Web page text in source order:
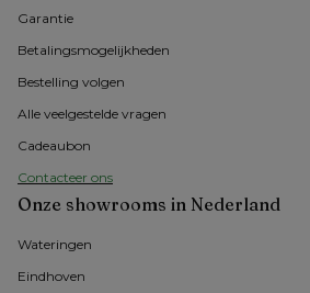
Garantie
Betalingsmogelijkheden
Bestelling volgen
Alle veelgestelde vragen
Cadeaubon
Contacteer ons
Onze showrooms in Nederland
Wateringen
Eindhoven